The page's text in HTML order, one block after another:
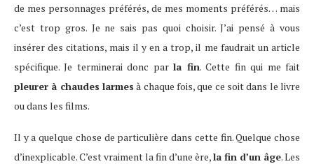
de mes personnages préférés, de mes moments préférés… mais
c’est trop gros. Je ne sais pas quoi choisir. J’ai pensé à vous
insérer des citations, mais il y en a trop, il me faudrait un article
spécifique. Je terminerai donc parla fin. Cette fin qui me fait
pleurer à chaudes larmes à chaque fois, que ce soit dans le livre
ou dans les films.
Il y a quelque chose de particulière dans cette fin. Quelque chose
d’inexplicable. C’est vraiment la fin d’une ère,la fin d’un âge. Les